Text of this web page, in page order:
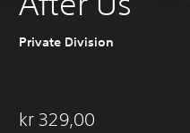
Private Division
kr 329,00